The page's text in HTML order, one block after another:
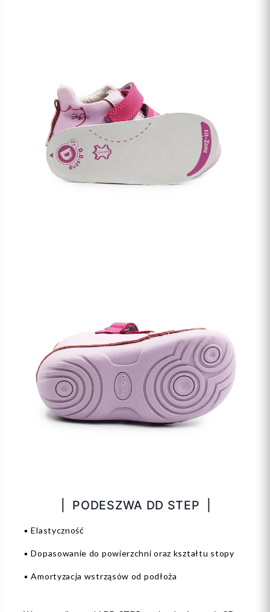
| PODESZWA DD STEP |
▪️ Elastyczność
▪️ Dopasowanie do powierzchni oraz kształtu stopy
▪️ Amortyzacja wstrząsów od podłoża